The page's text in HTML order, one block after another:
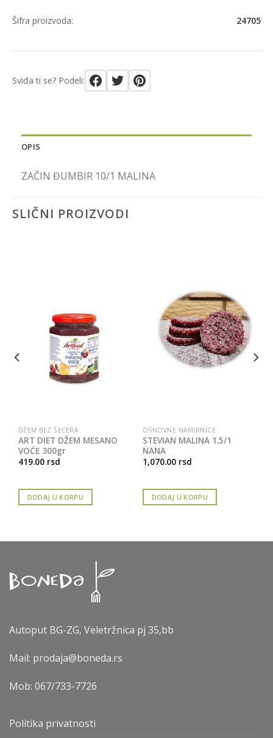
Šifra proizvoda: 24705
Sviđa ti se? Podeli:
OPIS
ZAČIN ĐUMBIR 10/1 MALINA
SLIČNI PROIZVODI
DŽEM BEZ ŠEĆERA
ART DIET DŽEM MESANO
VOĆE 300gr
419.00 rsd
DODAJ U KORPU
OSNOVNE NAMIRNICE
STEVIAN MALINA 1.5/1
NANA
1,070.00 rsd
DODAJ U KORPU
Autoput BG-ZG, Veletržnica pj 35,bb
Mail: prodaja@boneda.rs
Mob: 067/733-7726
Politika privatnosti